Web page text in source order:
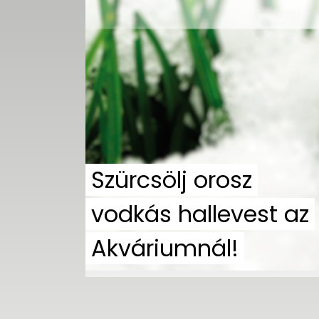
UTCA
ZENE
MÉDIAAJÁNLAT
IMPRESSZUM
PR-ARCHÍVUM
ADATKEZELÉSI
TÁJÉKOZTATÓ
Szürcsölj orosz
vodkás hallevest az
Akváriumnál!